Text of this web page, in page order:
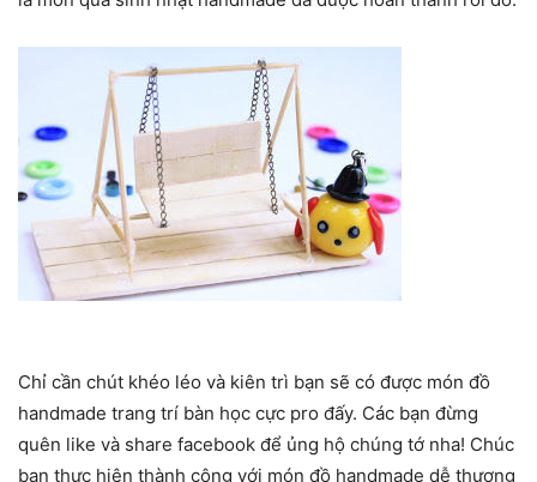
Chỉ cần chút khéo léo và kiên trì bạn sẽ có được món đồ
handmade trang trí bàn học cực pro đấy. Các bạn đừng
quên like và share facebook để ủng hộ chúng tớ nha! Chúc
bạn thực hiện thành công với món đồ handmade dễ thương